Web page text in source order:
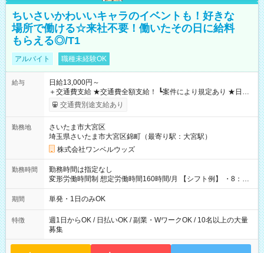
ちいさいかわいいキャラのイベントも！好きな
場所で働ける☆来社不要！働いたその日に給料
もらえる◎/T1
アルバイト 職種未経験OK
給与
日給13,000円～
＋交通費支給 ★交通費全額支給！ ┗案件により規定あり ★日払
いOK！（規定あり） ┗働いたその日に現金GET♪ お仕事後はコ
ンビニATMから 日払い分を引き落とせます！ 【試用期間】試
交通費別途支給あり
勤務地
さいたま市大宮区
埼玉県さいたま市大宮区錦町（最寄り駅：大宮駅）
株式会社ワンベルウッズ
勤務時間
勤務時間は指定なし
変形労働時間制 想定労働時間160時間/月 【シフト例】 ・8：00
～21：00
期間 単発・1日のみOK
特徴
週1日からOK / 日払いOK / 副業・WワークOK / 10名以上の大量
募集